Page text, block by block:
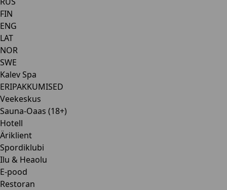
FIN
ENG
LAT
NOR
SWE
Kalev Spa
ERIPAKKUMISED
Veekeskus
Sauna-Oaas (18+)
Hotell
Äriklient
Spordiklubi
Ilu & Heaolu
E-pood
Restoran